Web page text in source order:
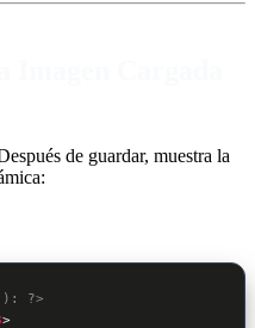
de guardar, muestra la
?>
>